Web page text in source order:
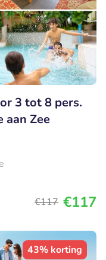
3 tot 8 pers.
aan Zee
€117 €117
43% korting